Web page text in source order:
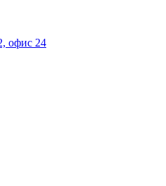
офис 24